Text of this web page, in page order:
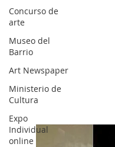
Concurso de
arte
Museo del
Barrio
Art Newspaper
Ministerio de
Cultura
Expo
Individual
online